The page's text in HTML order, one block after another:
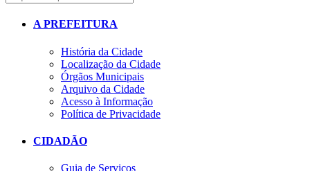
A PREFEITURA
História da Cidade
Localização da Cidade
Órgãos Municipais
Arquivo da Cidade
Acesso à Informação
Política de Privacidade
CIDADÃO
Guia de Serviços